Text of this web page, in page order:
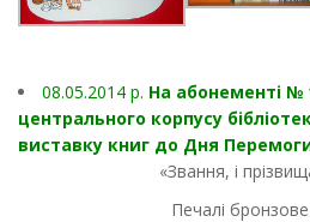
08.05.2014 р. На абонементі №
центрального корпусу
виставку книг до Дня
«Звання, і
Печалі